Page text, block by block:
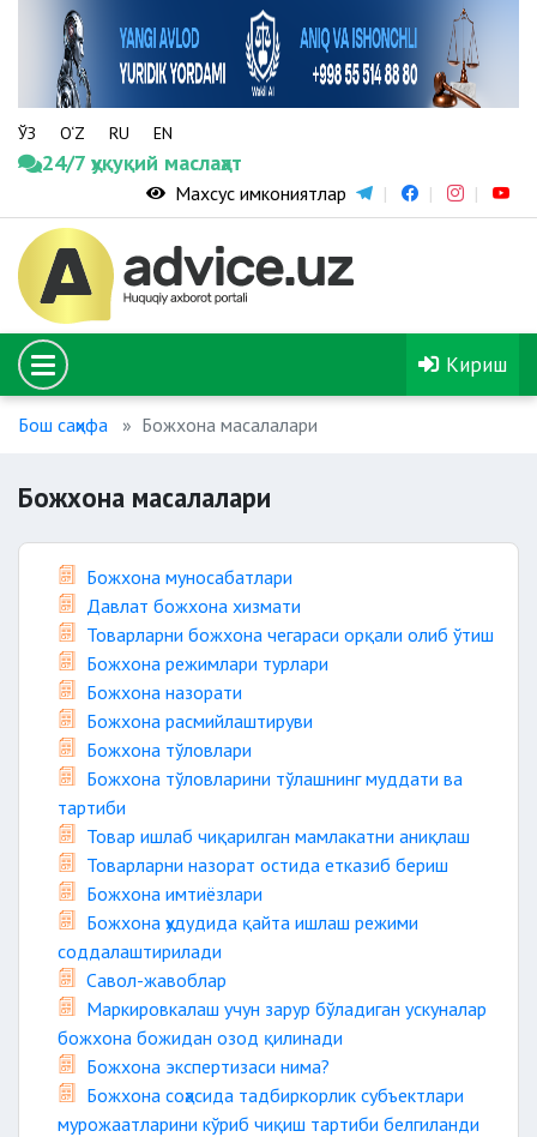
ЎЗ O‘Z RU EN
24/7 ҳуқуқий маслаҳат
Махсус имкониятлар
Кириш
Бош саҳифа Божхона масалалари
Божхона масалалари
Божхона муносабатлари
Давлат божхона хизмати
Товарларни божхона чегараси орқали олиб ўтиш
Божхона режимлари турлари
Божхона назорати
Божхона расмийлаштируви
Божхона тўловлари
Божхона тўловларини тўлашнинг муддати ва
тартиби
Товар ишлаб чиқарилган мамлакатни аниқлаш
Товарларни назорат остида етказиб бериш
Божхона имтиёзлари
Божхона ҳудудида қайта ишлаш режими
соддалаштирилади
Савол-жавоблар
Маркировкалаш учун зарур бўладиган ускуналар
божхона божидан озод қилинади
Божхона экспертизаси нима?
Божхона соҳасида тадбиркорлик субъектлари
мурожаатларини кўриб чиқиш тартиби белгиланди